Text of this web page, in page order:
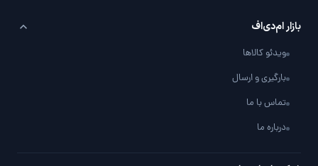
بازار ام‌دی‌اف
ویدئو کالاها
بارگیری و ارسال
تماس با ما
درباره ما